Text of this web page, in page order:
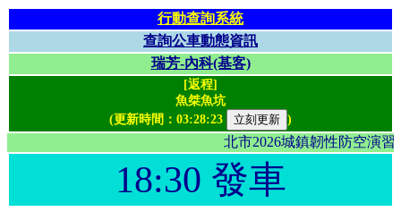
行動查詢系統
查詢公車動態資訊
瑞芳-內科(基客)
[返程]
魚桀魚坑
(更新時間： 03:28:23 )
北市2026城鎮韌性防空
18:30 發車